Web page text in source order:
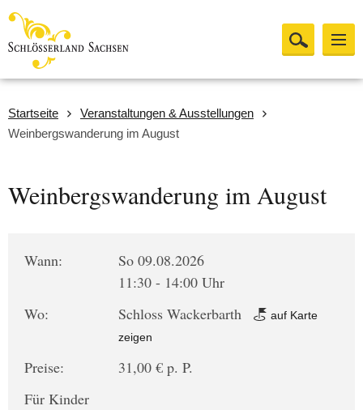
Startseite
Veranstaltungen & Ausstellungen
Weinbergswanderung im August
Weinbergswanderung im August
Wann:
So 09.08.2026
11:30 - 14:00 Uhr
Wo:
Schloss Wackerbarth
auf Karte
zeigen
Preise:
31,00 € p. P.
Für Kinder